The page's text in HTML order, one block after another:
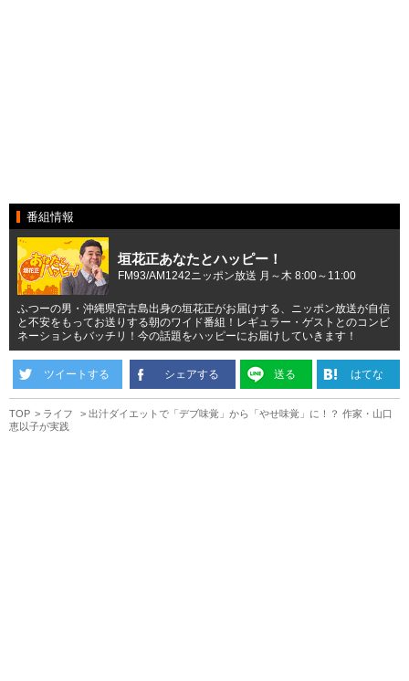
番組情報
垣花正あなたとハッピー！
FM93/AM1242ニッポン放送 月～木 8:00～11:00
ふつーの男・沖縄県宮古島出身の垣花正がお届けする、ニッポン放送が自信
と不安をもってお送りする朝のワイド番組！レギュラー・ゲストとのコンビ
ネーションもバッチリ！今の話題をハッピーにお届けしていきます！
ツイートする シェアする 送る はてな
TOP ライフ
出汁ダイエットで「デブ味覚」から「やせ味覚」に！？ 作家・山口
恵以子が実践